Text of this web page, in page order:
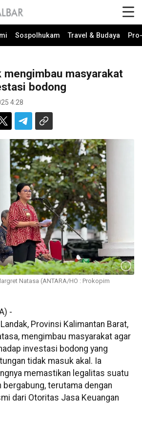
Sospolhukam Travel & Budaya
mengimbau masyarakat
bodong
4:28
Natasa (ANTARA/HO : Prokopim
-
Provinsi Kalimantan Barat,
mengimbau masyarakat agar
investasi bodong yang
tidak masuk akal. Ia
memastikan legalitas suatu
terutama dengan
dari Otoritas Jasa Keuangan